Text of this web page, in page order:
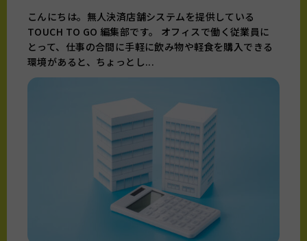
こんにちは。無人決済店舗システムを提供している
TOUCH TO GO 編集部です。 オフィスで働く従業員に
とって、仕事の合間に手軽に飲み物や軽食を購入できる
環境があると、ちょっとし...